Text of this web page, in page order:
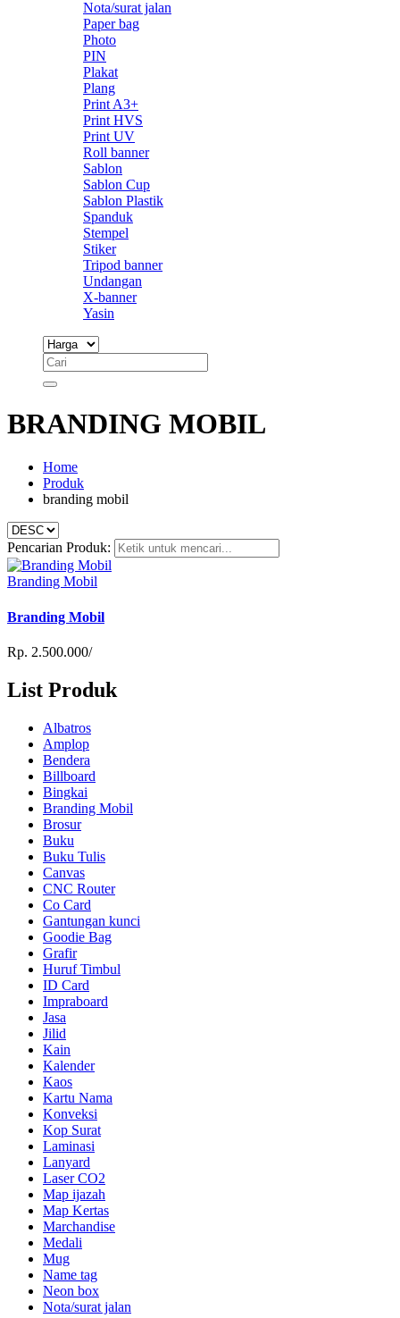
Nota/surat jalan
Paper bag
Photo
PIN
Plakat
Plang
Print A3+
Print HVS
Print UV
Roll banner
Sablon
Sablon Cup
Sablon Plastik
Spanduk
Stempel
Stiker
Tripod banner
Undangan
X-banner
Yasin
BRANDING MOBIL
Home
Produk
branding mobil
Pencarian Produk:
Branding Mobil
Branding Mobil
Rp. 2.500.000/
List Produk
Albatros
Amplop
Bendera
Billboard
Bingkai
Branding Mobil
Brosur
Buku
Buku Tulis
Canvas
CNC Router
Co Card
Gantungan kunci
Goodie Bag
Grafir
Huruf Timbul
ID Card
Impraboard
Jasa
Jilid
Kain
Kalender
Kaos
Kartu Nama
Konveksi
Kop Surat
Laminasi
Lanyard
Laser CO2
Map ijazah
Map Kertas
Marchandise
Medali
Mug
Name tag
Neon box
Nota/surat jalan